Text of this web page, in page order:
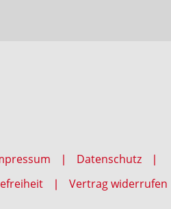
Datenschutz
Vertrag widerrufen